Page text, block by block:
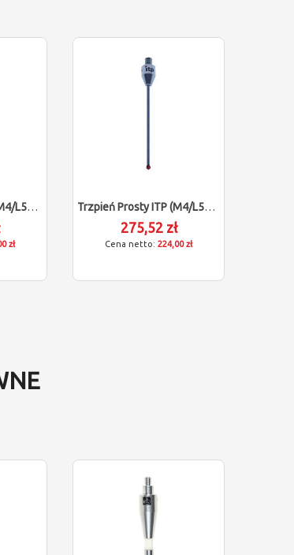
Trzpień Prosty ITP (M4/L50/D3)
zł
Trzpień Prosty ITP (M4/L50/D2)
275,52 zł
224,00 zł